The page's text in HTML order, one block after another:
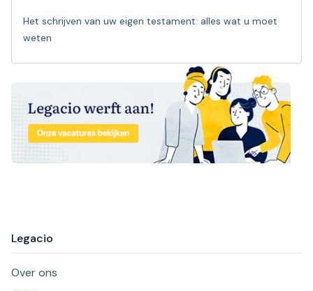
Het schrijven van uw eigen testament: alles wat u moet
weten
Legacio
Over ons